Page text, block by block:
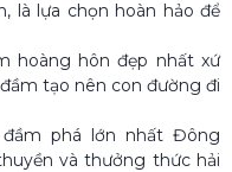
là lựa chọn hoàn hảo để
hoàng hôn đẹp nhất xứ
tạo nên con đường đi
phá lớn nhất Đông
và thưởng thức hải